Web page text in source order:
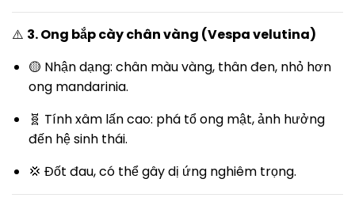
⚠️ 3. Ong bắp cày chân vàng (Vespa velutina)
🟡 Nhận dạng: chân màu vàng, thân đen, nhỏ hơn
ong mandarinia.
🧬 Tính xâm lấn cao: phá tổ ong mật, ảnh hưởng
đến hệ sinh thái.
💢 Đốt đau, có thể gây dị ứng nghiêm trọng.